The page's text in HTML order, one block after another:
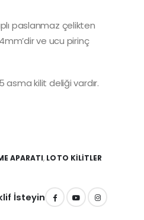
paslanmaz çelikten
ve ucu pirinç
asma kilit deliği vardır.
APARATI, LOTO KİLİTLER
İsteyin